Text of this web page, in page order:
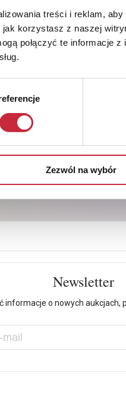
treści i reklam,
korzystasz z naszej
połączyć te informacje
Zezwól na wybór
Newsletter
informacje o nowych aukcjach,